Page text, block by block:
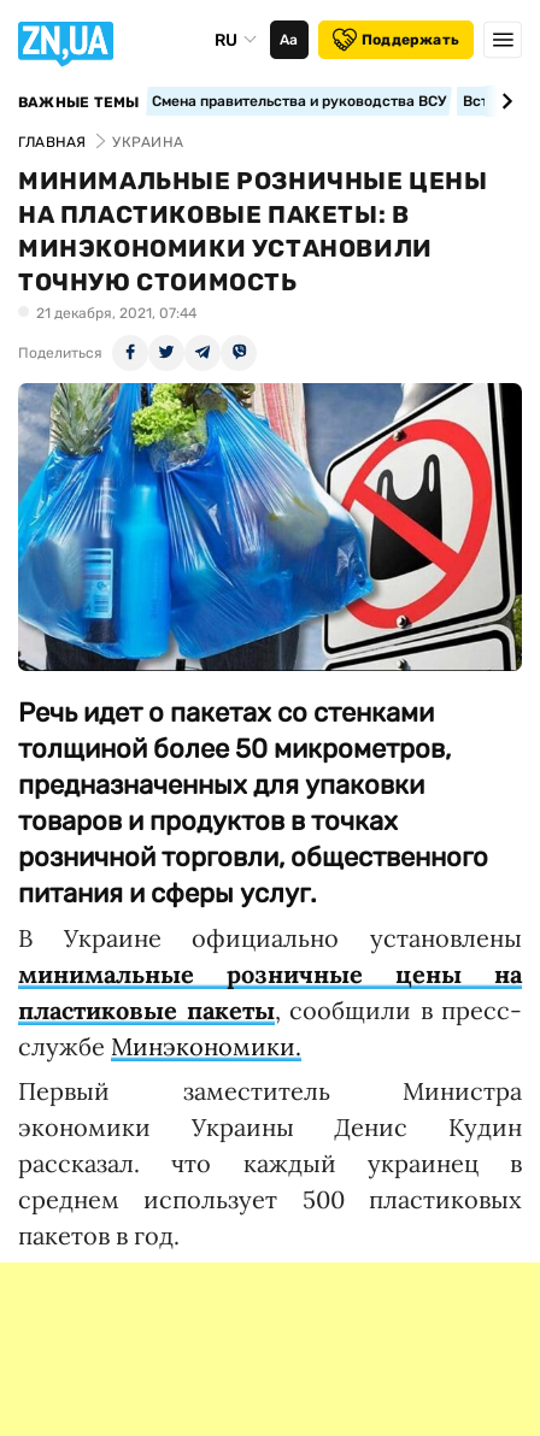
RU Аа Поддержать
ВАЖНЫЕ ТЕМЫ Смена правительства и руководства ВСУ
ГЛАВНАЯ УКРАИНА
МИНИМАЛЬНЫЕ РОЗНИЧНЫЕ ЦЕНЫ
НА ПЛАСТИКОВЫЕ ПАКЕТЫ: В
МИНЭКОНОМИКИ УСТАНОВИЛИ
ТОЧНУЮ СТОИМОСТЬ
21 декабря, 2021, 07:44
Поделиться
Речь идет о пакетах со стенками
толщиной более 50 микрометров,
предназначенных для упаковки
товаров и продуктов в точках
розничной торговли, общественного
питания и сферы услуг.
В Украине официально установлены
минимальные розничные цены на
пластиковые пакеты, сообщили в пресс-
службе Минэкономики.
Первый заместитель Министра
экономики Украины Денис Кудин
рассказал. что каждый украинец в
среднем использует 500 пластиковых
пакетов в год.